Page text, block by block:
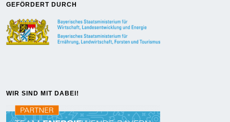
GEFÖRDERT DURCH
WIR SIND MIT DABEI!